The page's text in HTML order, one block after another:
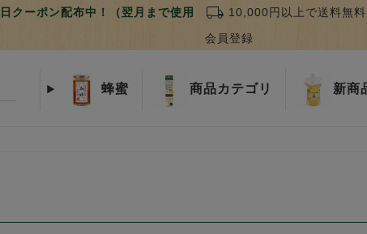
ーポン配布中！（翌月まで使用
local_shipping 10,000円以上で送料無料
会員登録
蜂蜜 商品カテゴリ 新商